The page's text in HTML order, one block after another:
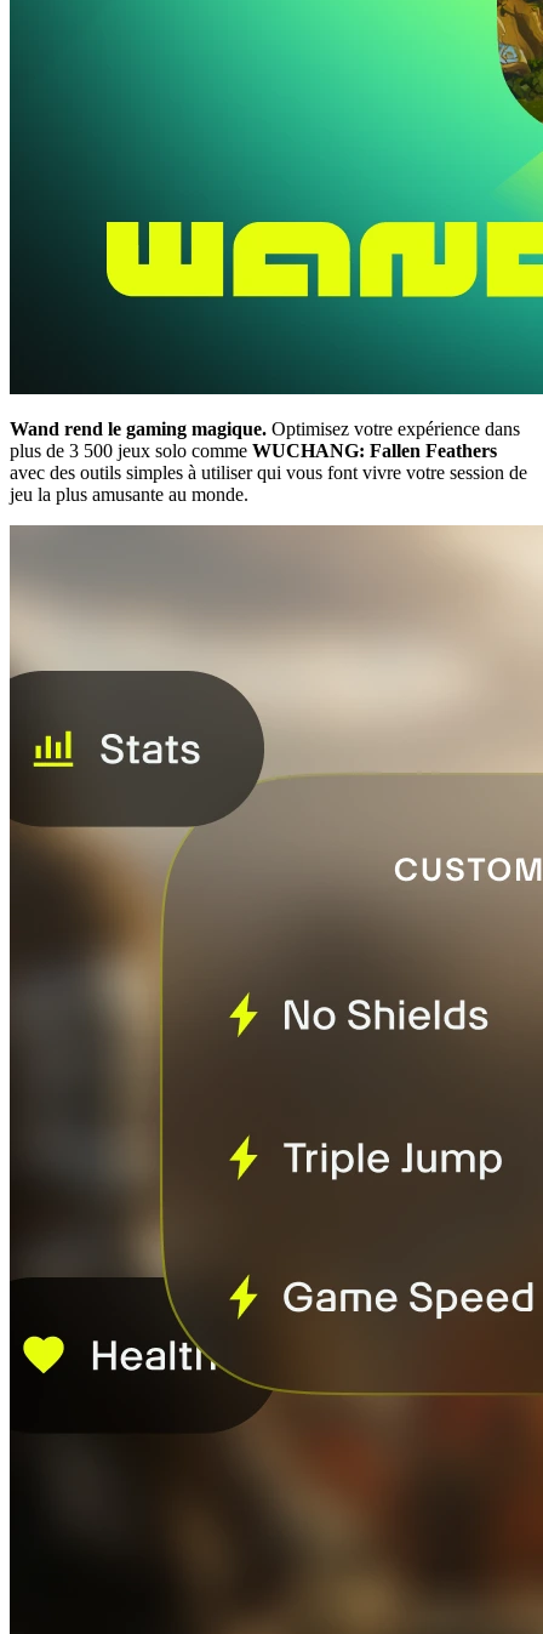
Wand rend le gaming magique. Optimisez votre expérience dans
plus de 3 500 jeux solo comme WUCHANG: Fallen Feathers
avec des outils simples à utiliser qui vous font vivre votre session de
jeu la plus amusante au monde.